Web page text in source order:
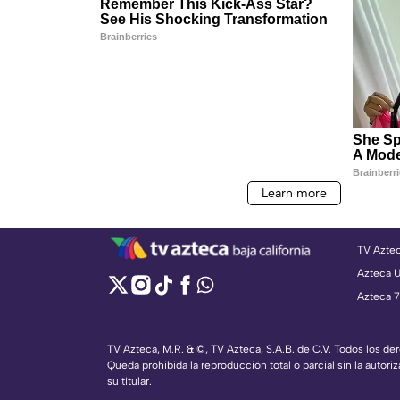
TV
Azteca
Azteca 7
TV Azteca, M.R. & ©, TV Azteca, S.A.B. de C.V. Todos los
Queda prohibida la reproducción total o parcial sin la
su titular.